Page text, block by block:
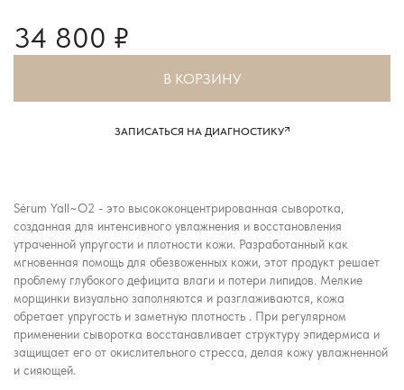
34 800 ₽
В КОРЗИНУ
ЗАПИСАТЬСЯ НА ДИАГНОСТИКУ
Sérum Yall~O2 - это высококонцентрированная сыворотка,
созданная для интенсивного увлажнения и восстановления
утраченной упругости и плотности кожи. Разработанный как
мгновенная помощь для обезвоженных кожи, этот продукт решает
проблему глубокого дефицита влаги и потери липидов. Мелкие
морщинки визуально заполняются и разглаживаются, кожа
обретает упругость и заметную плотность . При регулярном
применении сыворотка восстанавливает структуру эпидермиса и
защищает его от окислительного стресса, делая кожу увлажненной
и сияющей.